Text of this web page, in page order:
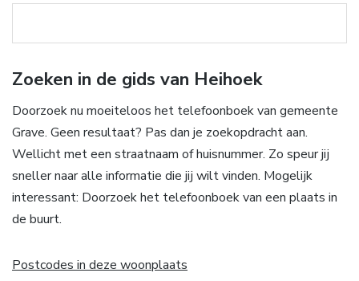
Zoeken in de gids van Heihoek
Doorzoek nu moeiteloos het telefoonboek van gemeente
Grave. Geen resultaat? Pas dan je zoekopdracht aan.
Wellicht met een straatnaam of huisnummer. Zo speur jij
sneller naar alle informatie die jij wilt vinden. Mogelijk
interessant: Doorzoek het telefoonboek van een plaats in
de buurt.
Postcodes in deze woonplaats